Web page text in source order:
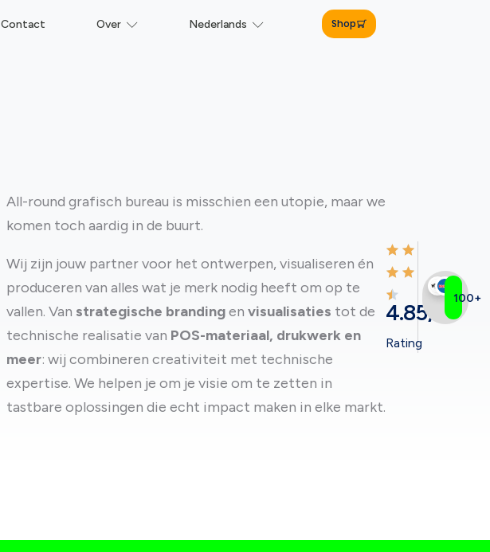
Shop
Contact Over Nederlands
All-round grafisch bureau is misschien een utopie, maar we
komen toch aardig in de buurt.
Wij zijn jouw partner voor het ontwerpen, visualiseren én
produceren van alles wat je merk nodig heeft om op te
vallen. Van strategische brandingen visualisaties tot de
technische realisatie van POS-materiaal, drukwerk en
meer: wij combineren creativiteit met technische
expertise. We helpen je om je visie om te zetten in
tastbare oplossingen die echt impact maken in elke markt.
4.85/5
Rating
100+